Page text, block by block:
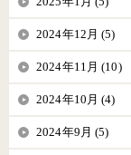
2024年12月 (5)
2024年11月 (10)
2024年10月 (4)
2024年9月 (5)